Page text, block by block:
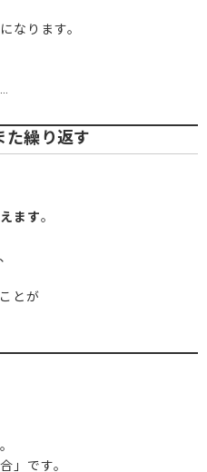
なります。
た繰り返す
ます。
とが
」です。